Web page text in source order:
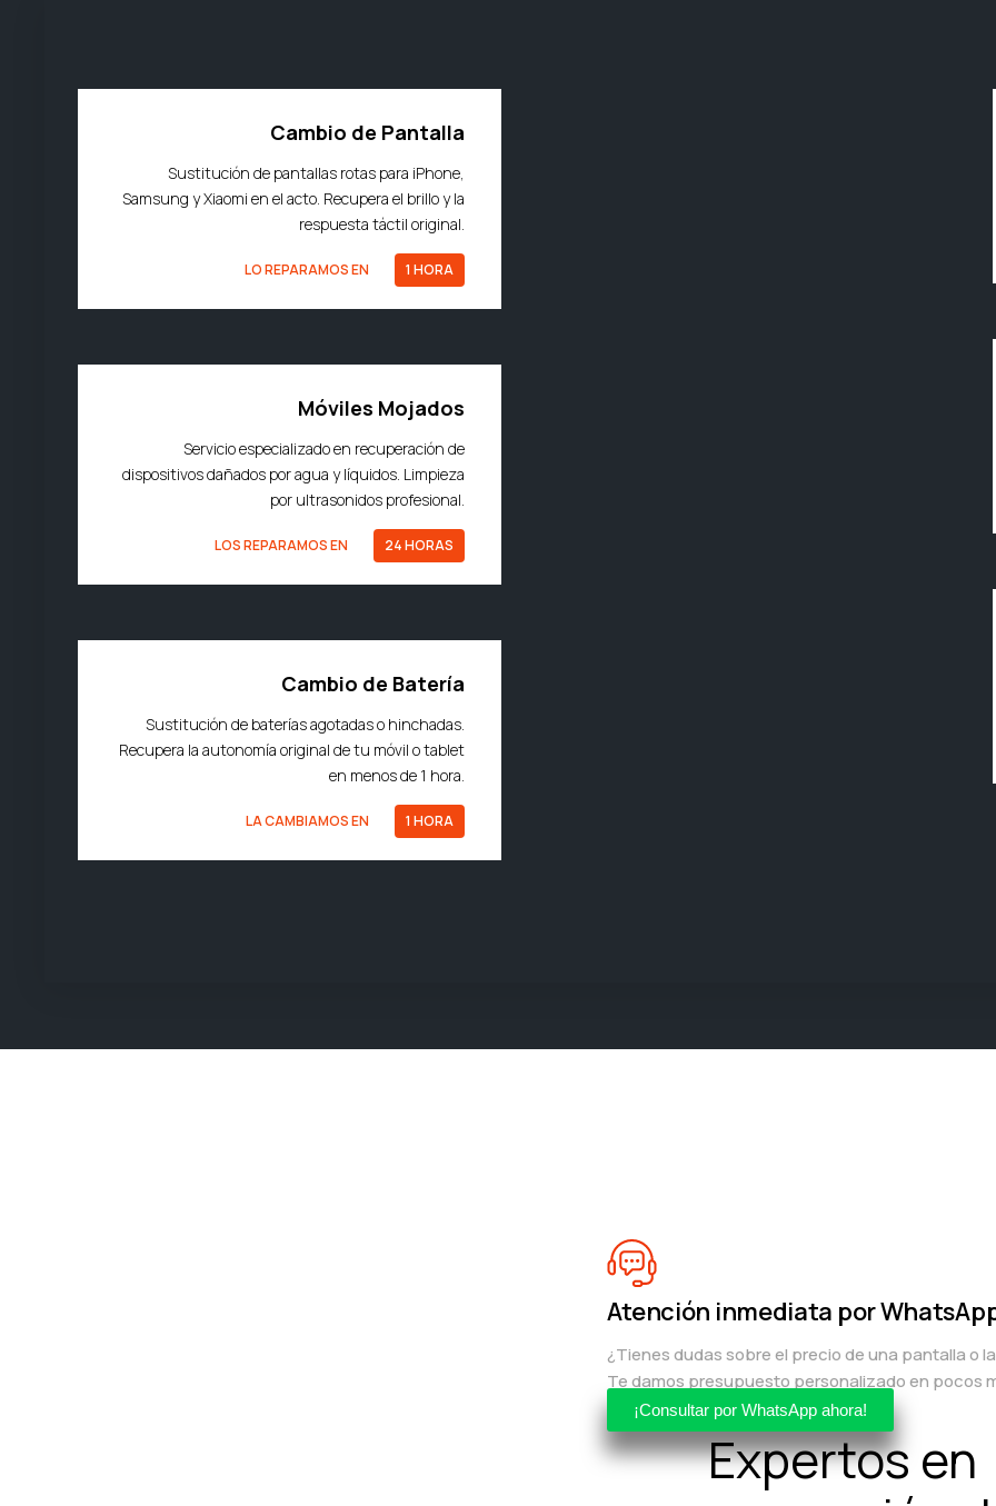
Cambio de Pantalla
Sustitución de pantallas rotas para iPhone,
Samsung y Xiaomi en el acto. Recupera el brillo y la
respuesta táctil original.
LO REPARAMOS EN 1 HORA
Móviles Mojados
Servicio especializado en recuperación de
dispositivos dañados por agua y líquidos. Limpieza
por ultrasonidos profesional.
LOS REPARAMOS EN 24 HORAS
Cambio de Batería
Sustitución de baterías agotadas o hinchadas.
Recupera la autonomía original de tu móvil o tablet
en menos de 1 hora.
LA CAMBIAMOS EN 1 HORA
Atención inmediata por
¿Tienes dudas sobre el precio de una pantalla o
Te damos presupuesto personalizado en pocos
¡Consultar por WhatsApp ahora!
Expertos en